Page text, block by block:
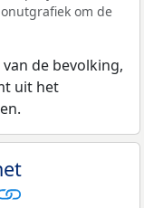
om de
de bevolking,
uit het